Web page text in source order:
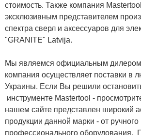
стоимость. Также компания
эксклюзивным представителем
спектра сверл и аксессуаров для
"GRANITE" Latvija.
Мы являемся официальным
компания осуществляет поставки в
Украины. Если Вы решили
инструменте Mastertool -
нашем сайте представлен широкий
продукции данной марки - от
профессионального оборудования.